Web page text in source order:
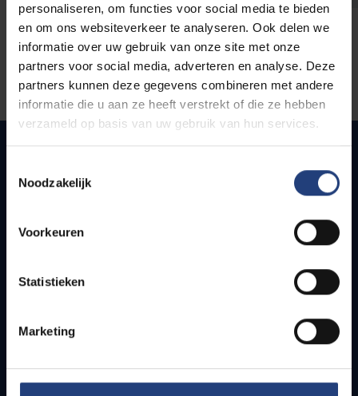
personaliseren, om functies voor social media te bieden
en om ons websiteverkeer te analyseren. Ook delen we
informatie over uw gebruik van onze site met onze
partners voor social media, adverteren en analyse. Deze
partners kunnen deze gegevens combineren met andere
informatie die u aan ze heeft verstrekt of die ze hebben
verzameld op basis van uw gebruik van hun services.
Noodzakelijk
Voorkeuren
Statistieken
Marketing
Snel naar
Bereikbaarheid